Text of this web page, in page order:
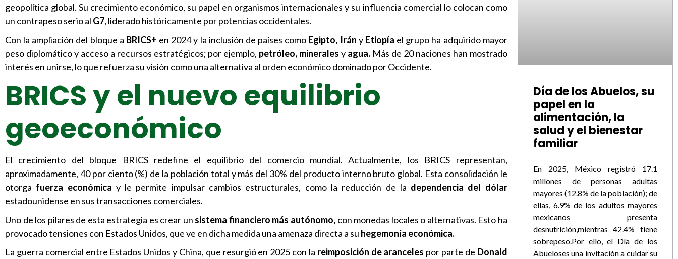
geopolítica global. Su crecimiento económico, su papel en organismos internacionales y su influencia comercial lo colocan como
un contrapeso serio al G7, liderado históricamente por potencias occidentales.
Con la ampliación del bloque a BRICS+ en 2024 y la inclusión de países como Egipto, Irán y Etiopía el grupo ha adquirido mayor
peso diplomático y acceso a recursos estratégicos; por ejemplo, petróleo, minerales y agua. Más de 20 naciones han mostrado
interés en unirse, lo que refuerza su visión como una alternativa al orden económico dominado por Occidente.
BRICS y el nuevo equilibrio
geoeconómico
El crecimiento del bloque BRICS redefine el equilibrio del comercio mundial. Actualmente, los BRICS representan,
aproximadamente, 40 por ciento (%) de la población total y más del 30% del producto interno bruto global. Esta consolidación le
otorga fuerza económica y le permite impulsar cambios estructurales, como la reducción de la dependencia del dólar
estadounidense en sus transacciones comerciales.
Uno de los pilares de esta estrategia es crear un sistema financiero más autónomo,con monedas locales o alternativas. Esto ha
provocado tensiones con Estados Unidos, que ve en dicha medida una amenaza directa a su hegemonía económica.
La guerra comercial entre Estados Unidos y China, que resurgió en 2025 con la reimposición de aranceles por parte de Donald
Día de los Abuelos, su
papel en la
alimentación, la
salud y el bienestar
familiar
En 2025, México registró 17.1
millones de personas adultas
mayores (12.8% de la población); de
ellas, 6.9% de los adultos mayores
mexicanos presenta
desnutrición,mientras 42.4% tiene
sobrepeso.Por ello, el Día de los
Abueloses una invitación a cuidar su